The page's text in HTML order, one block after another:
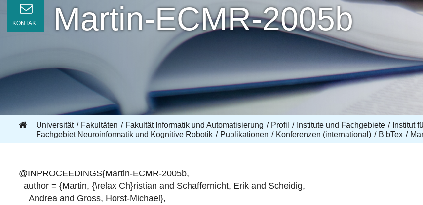
KONTAKT Martin-ECMR-2005b
Universität Fakultäten Fakultät Informatik und Automatisierung Profil Institute und Fachgebiete
Institut
Fachgebiet Neuroinformatik und Kognitive Robotik
Publikationen Konferenzen (international) BibTex
@INPROCEEDINGS{Martin-ECMR-2005b,
author = {Martin, {\relax Ch}ristian and Schaffernicht, Erik and Scheidig,
Andrea and Gross, Horst-Michael},